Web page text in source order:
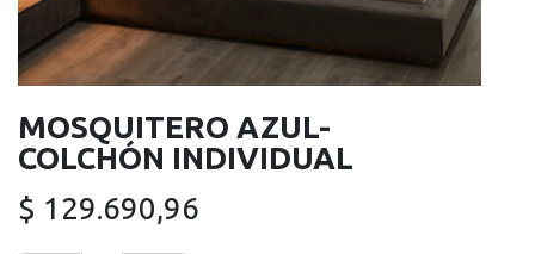
MOSQUITERO AZUL-
COLCHÓN INDIVIDUAL
$ 129.690,96